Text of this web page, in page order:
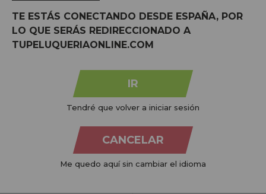
Shampoo Kerastase Symbiose para
couro cabeludo sensível, oleoso e com
caspa 250ml
NO STOCK
Avise-me quando estiver
Esta OFERTA termina em
06dias 01
Abril et Nature Shampoo e Máscara
Pure Detox 2 em 1 Purificante 250ml
NO STOCK
Avise-me quando estiver
TE ESTÁS CONECTANDO DESDE ESPAÑA, POR
LO QUE SERÁS REDIRECCIONADO A
TUPELUQUERIAONLINE.COM
IR
Tendré que volver a iniciar sesión
CANCELAR
Me quedo aquí sin cambiar el idioma